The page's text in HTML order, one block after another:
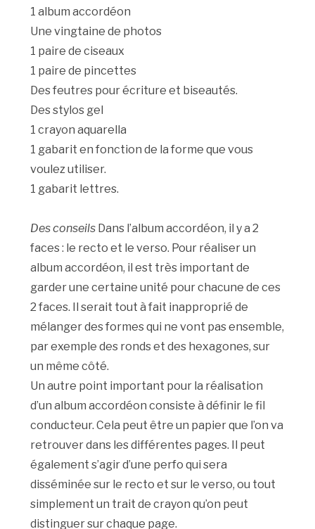
1 album accordéon
Une vingtaine de photos
1 paire de ciseaux
1 paire de pincettes
Des feutres pour écriture et biseautés.
Des stylos gel
1 crayon aquarella
1 gabarit en fonction de la forme que vous
voulez utiliser.
1 gabarit lettres.
Des conseils Dans l’album accordéon, il y a 2
faces : le recto et le verso. Pour réaliser un
album accordéon, il est très important de
garder une certaine unité pour chacune de ces
2 faces. Il serait tout à fait inapproprié de
mélanger des formes qui ne vont pas ensemble,
par exemple des ronds et des hexagones, sur
un même côté.
Un autre point important pour la réalisation
d’un album accordéon consiste à définir le fil
conducteur. Cela peut être un papier que l’on va
retrouver dans les différentes pages. Il peut
également s’agir d’une perfo qui sera
disséminée sur le recto et sur le verso, ou tout
simplement un trait de crayon qu’on peut
distinguer sur chaque page.